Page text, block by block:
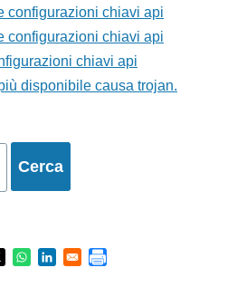
configurazioni chiavi api
configurazioni chiavi api
chiavi api
disponibile causa trojan.